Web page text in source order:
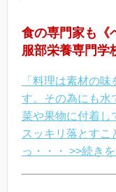
食の専門家も《
服部栄養専門学
「料理は素材の
す。その為にも水
菜や果物に付着し
スッキリ落とすこ
っ・・・ >>続き